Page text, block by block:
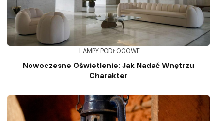
LAMPY PODŁOGOWE
Nowoczesne Oświetlenie: Jak Nadać Wnętrzu
Charakter